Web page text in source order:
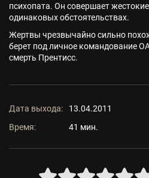
психопата. Он совершает
одинаковых обстоятельствах.
Жертвы чрезвычайно сильно
берет под личное командование
смерть Прентисс.
Дата выхода:
13.04.2011
Время:
41 мин.